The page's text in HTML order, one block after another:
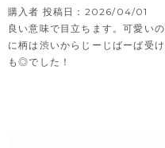
購入者 投稿日
2026/04/01
良い意味で目立ちます。可愛いの
に柄は渋いからじーじばーば受け
も◎でした！